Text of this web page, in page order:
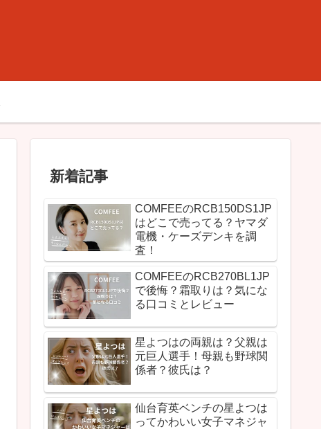
新着記事
COMFEEのRCB150DS1JP
はどこで売ってる？ヤマダ
電機・ケーズデンキを調
査！
COMFEEのRCB270BL1JP
で後悔？霜取りは？気にな
る口コミとレビュー
星よつはの両親は？父親は
元巨人選手！母親も野球関
係者？彼氏は？
仙台育英ベンチの星よつは
ってかわいい女子マネジャ